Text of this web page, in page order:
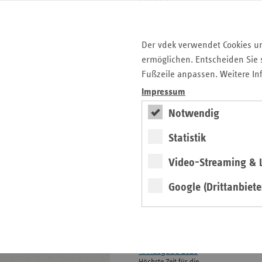
Der vdek verwendet Cookies
ermöglichen. Entscheiden
Fußzeile anpassen. Weitere
Impressum
Notwendig
Statistik
Video-Streaming &
Google
Karriere
Die GKV
ersatzkasse magazin.
ePaper